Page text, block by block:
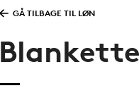
GÅ TILBAGE TIL LØN